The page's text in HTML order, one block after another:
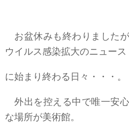
お盆休みも終わりました
ウイルス感染拡大のニュース
に始まり終わる日々・・・。
外出を控える中で唯一安
な場所が美術館。